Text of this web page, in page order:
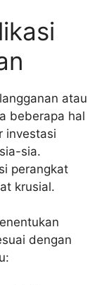
atau
beberapa hal
investasi
sia.
perangkat
krusial.
dengan